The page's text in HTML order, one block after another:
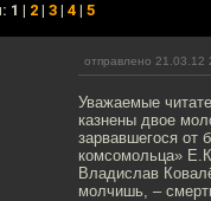
1 | 2 | 3 | 4 | 5
отправлено 21.03.12
Уважаемые
казнены двое
зарвавшегося от
комсомольца»
Владислав
молчишь, –